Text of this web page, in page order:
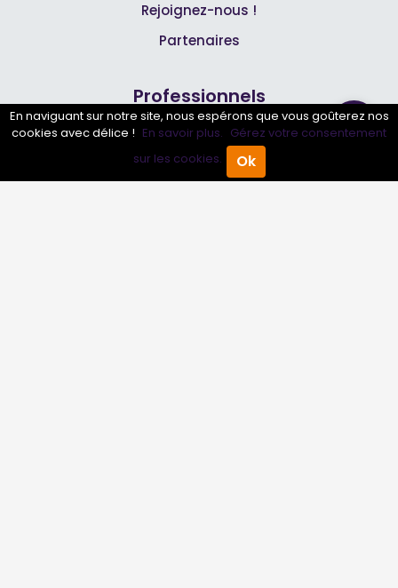
Annuaire Pro Agenda
Rejoignez-nous !
Partenaires
Professionnels
Annuaire pro
Inscrire mon entreprise
En naviguant sur notre site, nous espérons que vous goûterez nos
cookies avec délice ! En savoir plus. Gérez votre consentement
sur les cookies.
Ok